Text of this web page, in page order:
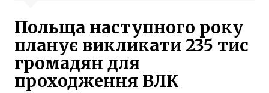
Польща наступного року
планує викликати 235 тис
громадян для
проходження ВЛК